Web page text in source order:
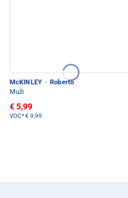
McKINLEY · Roberto
Muži
€ 5,99
VOC*€ 9,99